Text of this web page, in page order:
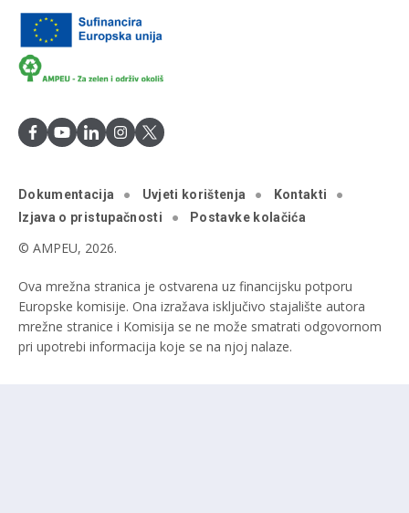
Dokumentacija Uvjeti korištenja
Kontakti
Izjava o pristupačnosti
Postavke kolačića
© AMPEU, 2026.
Ova mrežna stranica je ostvarena uz financijsku potporu
Europske komisije. Ona izražava isključivo stajalište autora
mrežne stranice i Komisija se ne može smatrati odgovornom
pri upotrebi informacija koje se na njoj nalaze.